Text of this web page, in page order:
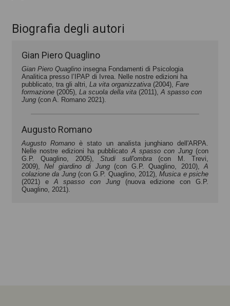
Biografia degli autori
Gian Piero Quaglino
Gian Piero Quaglino insegna Fondamenti di Psicologia
Analitica presso l’IPAP di Ivrea. Nelle nostre edizioni ha
pubblicato, tra gli altri, La vita organizzativa (2004), Fare
formazione (2005), La scuola della vita (2011), A spasso con
Jung (con A. Romano 2021).
Augusto Romano
Augusto Romano è stato un analista junghiano dell'ARPA.
Nelle nostre edizioni ha pubblicato A spasso con Jung(con
G.P. Quaglino, 2005),Studi sull'ombra(con M. Trevi,
2009),Nel giardino di Jung(con G.P. Quaglino, 2010),A
colazione da Jung(con G.P. Quaglino, 2012),Musica e psiche
(2021) e A spasso con Jung(nuova edizione con G.P.
Quaglino, 2021).